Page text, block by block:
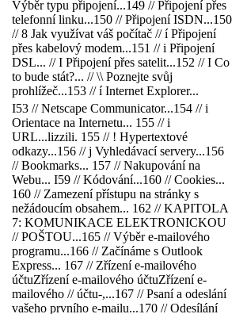
Výběr typu připojení...149 // Připojení přes
telefonní linku...150 // Připojení ISDN...150
// 8 Jak využívat váš počítač // í Připojení
přes kabelový modem...151 // i Připojení
DSL... // I Připojení přes satelit...152 // I Co
to bude stát?... // \\ Poznejte svůj
prohlížeč...153 // í Internet Explorer...
I53 // Netscape Communicator...154 // i
Orientace na Internetu... 155 // i
URL...lizzili. 155 // ! Hypertextové
odkazy...156 // j Vyhledávací servery...156
// Bookmarks... 157 // Nakupování na
Webu... I59 // Kódování...160 // Cookies...
160 // Zamezení přístupu na stránky s
nežádoucím obsahem... 162 // KAPITOLA
7: KOMUNIKACE ELEKTRONICKOU
// POŠTOU...165 // Výběr e-mailového
programu...166 // Začínáme s Outlook
Express... 167 // Zřízení e-mailového
účtuZřízení e-mailového účtuZřízení e-
mailového // účtu-,...167 // Psaní a odeslání
vašeho prvního e-mailu...170 // Odesílání